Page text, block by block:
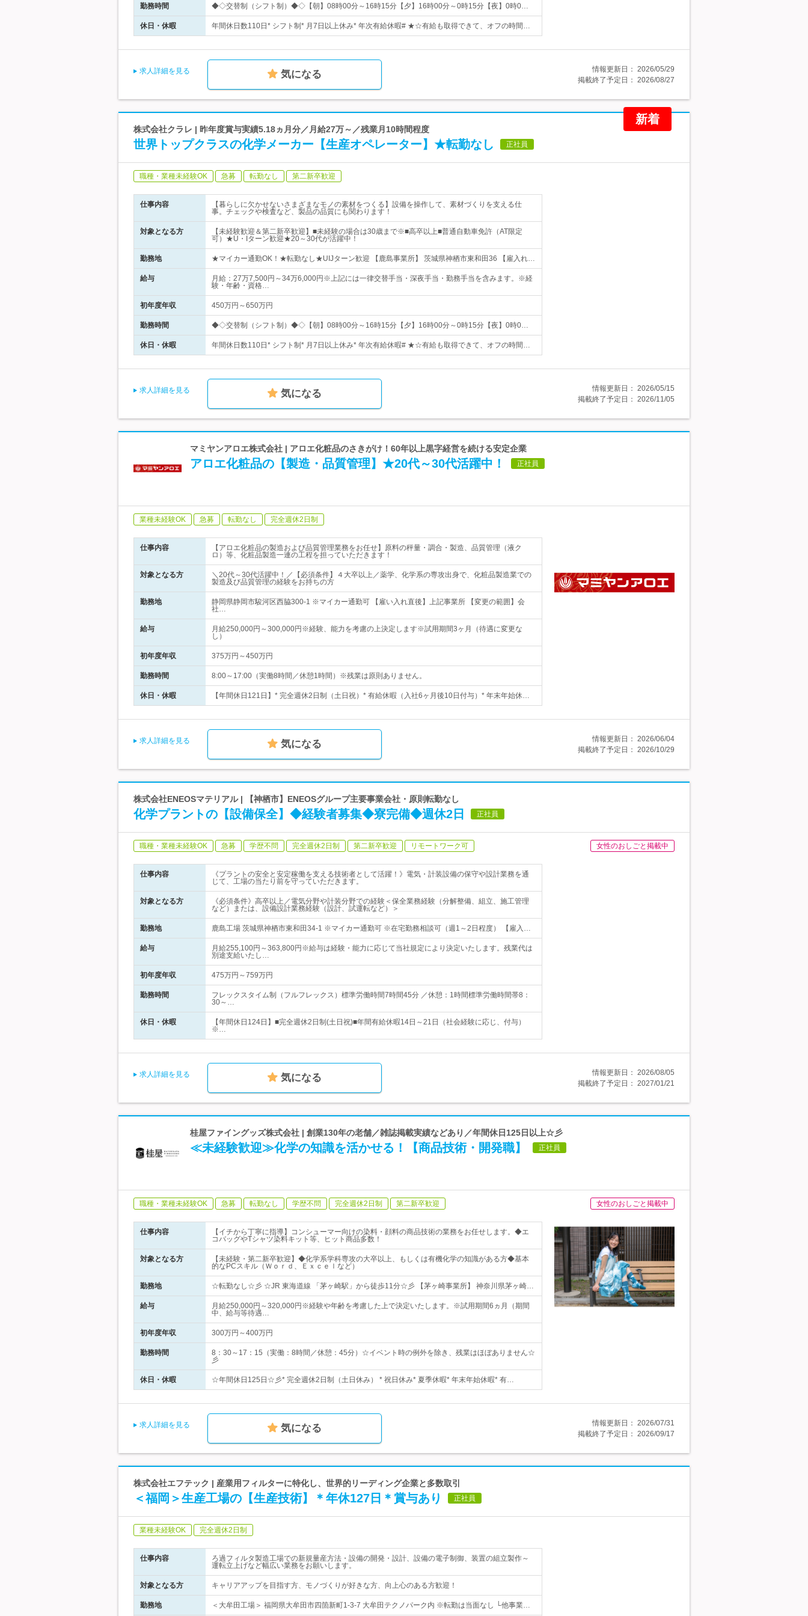
勤務時間 ◆◇交替制（シフト制）◆◇【朝】08時00分～16時15分【夕】16時00分～0時15分【夜】0時0…
休日・休暇 年間休日数110日* シフト制* 月7日以上休み* 年次有給休暇# ★☆有給も取得できて、オフの時間…
求人詳細を見る 気になる 情報更新日： 2026/05/29
掲載終了予定日： 2026/08/27
新着
株式会社クラレ | 昨年度賞与実績5.18ヵ月分／月給27万～／残業月10時間程度
世界トップクラスの化学メーカー【生産オペレーター】★転勤なし 正社員
職種・業種未経験OK 急募 転勤なし 第二新卒歓迎
仕事内容
【暮らしに欠かせないさまざまなモノの素材をつくる】設備を操作して、素材づくりを支える仕
事。チェックや検査など、製品の品質にも関わります！
対象となる方
【未経験歓迎＆第二新卒歓迎】■未経験の場合は30歳まで※■高卒以上■普通自動車免許（AT限定
可）★U・Iターン歓迎★20～30代が活躍中！
勤務地 ★マイカー通勤OK！★転勤なし★UIJターン歓迎 【鹿島事業所】 茨城県神栖市東和田36 【雇入れ…
給与
月給：27万7,500円～34万6,000円※上記には一律交替手当・深夜手当・勤務手当を含みます。※経
験・年齢・資格…
初年度年収 450万円～650万円
勤務時間 ◆◇交替制（シフト制）◆◇【朝】08時00分～16時15分【夕】16時00分～0時15分【夜】0時0…
休日・休暇 年間休日数110日* シフト制* 月7日以上休み* 年次有給休暇# ★☆有給も取得できて、オフの時間…
求人詳細を見る 気になる 情報更新日： 2026/05/15
掲載終了予定日： 2026/11/05
マミヤンアロエ株式会社 | アロエ化粧品のさきがけ！60年以上黒字経営を続ける安定企業
アロエ化粧品の【製造・品質管理】★20代～30代活躍中！ 正社員
業種未経験OK 急募 転勤なし 完全週休2日制
仕事内容
【アロエ化粧品の製造および品質管理業務をお任せ】原料の秤量・調合・製造、品質管理（液ク
ロ）等、化粧品製造一連の工程を担っていただきます！
対象となる方
＼20代～30代活躍中！／【必須条件】４大卒以上／薬学、化学系の専攻出身で、化粧品製造業での
製造及び品質管理の経験をお持ちの方
勤務地
静岡県静岡市駿河区西脇300-1 ※マイカー通勤可 【雇い入れ直後】上記事業所 【変更の範囲】会
社…
給与
月給250,000円～300,000円※経験、能力を考慮の上決定します※試用期間3ヶ月（待遇に変更な
し）
初年度年収 375万円～450万円
勤務時間 8:00～17:00（実働8時間／休憩1時間）※残業は原則ありません。
休日・休暇 【年間休日121日】* 完全週休2日制（土日祝）* 有給休暇（入社6ヶ月後10日付与）* 年末年始休…
求人詳細を見る 気になる 情報更新日： 2026/06/04
掲載終了予定日： 2026/10/29
株式会社ENEOSマテリアル | 【神栖市】ENEOSグループ主要事業会社・原則転勤なし
化学プラントの【設備保全】◆経験者募集◆寮完備◆週休2日 正社員
職種・業種未経験OK 急募 学歴不問 完全週休2日制 第二新卒歓迎 リモートワーク可 女性のおしごと掲載中
仕事内容
《プラントの安全と安定稼働を支える技術者として活躍！》電気・計装設備の保守や設計業務を通
じて、工場の当たり前を守っていただきます。
対象となる方
《必須条件》高卒以上／電気分野や計装分野での経験＜保全業務経験（分解整備、組立、施工管理
など）または、設備設計業務経験（設計、試運転など）＞
勤務地 鹿島工場 茨城県神栖市東和田34-1 ※マイカー通勤可 ※在宅勤務相談可（週1～2日程度） 【雇入…
給与
月給255,100円～363,800円※給与は経験・能力に応じて当社規定により決定いたします。残業代は
別途支給いたし…
初年度年収 475万円～759万円
勤務時間
フレックスタイム制（フルフレックス）標準労働時間7時間45分 ／休憩：1時間標準労働時間帯8：
30～…
休日・休暇
【年間休日124日】■完全週休2日制(土日祝)■年間有給休暇14日～21日（社会経験に応じ、付与）
※…
求人詳細を見る 気になる 情報更新日： 2026/08/05
掲載終了予定日： 2027/01/21
桂屋ファイングッズ株式会社 | 創業130年の老舗／雑誌掲載実績などあり／年間休日125日以上☆彡
≪未経験歓迎≫化学の知識を活かせる！【商品技術・開発職】 正社員
職種・業種未経験OK 急募 転勤なし 学歴不問 完全週休2日制 第二新卒歓迎 女性のおしごと掲載中
仕事内容
【イチから丁寧に指導】コンシューマー向けの染料・顔料の商品技術の業務をお任せします。◆エ
コバッグやTシャツ染料キット等、ヒット商品多数！
対象となる方
【未経験・第二新卒歓迎】◆化学系学科専攻の大卒以上、もしくは有機化学の知識がある方◆基本
的なPCスキル（Ｗｏｒｄ、Ｅｘｃｅｌなど）
勤務地 ☆転勤なし☆彡 ☆JR 東海道線 「茅ヶ崎駅」から徒歩11分☆彡 【茅ヶ崎事業所】 神奈川県茅ヶ崎…
給与
月給250,000円～320,000円※経験や年齢を考慮した上で決定いたします。※試用期間6ヵ月（期間
中、給与等待遇…
初年度年収 300万円～400万円
勤務時間
8：30～17：15（実働：8時間／休憩：45分）☆イベント時の例外を除き、残業はほぼありません☆
彡
休日・休暇 ☆年間休日125日☆彡* 完全週休2日制（土日休み） * 祝日休み* 夏季休暇* 年末年始休暇* 有…
求人詳細を見る 気になる 情報更新日： 2026/07/31
掲載終了予定日： 2026/09/17
株式会社エフテック | 産業用フィルターに特化し、世界的リーディング企業と多数取引
＜福岡＞生産工場の【生産技術】＊年休127日＊賞与あり 正社員
業種未経験OK 完全週休2日制
仕事内容
ろ過フィルタ製造工場での新規量産方法・設備の開発・設計、設備の電子制御、装置の組立製作～
運転立上げなど幅広い業務をお願いします。
対象となる方 キャリアアップを目指す方、モノづくりが好きな方、向上心のある方歓迎！
勤務地 ＜大牟田工場＞ 福岡県大牟田市四箇新町1-3-7 大牟田テクノパーク内 ※転勤は当面なし └他事業…